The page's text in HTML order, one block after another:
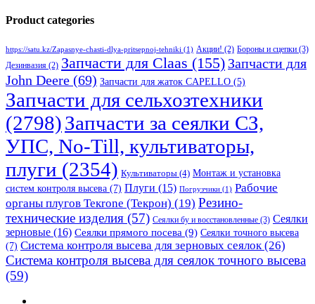
Product categories
https://satu.kz/Zapasnye-chasti-dlya-pritsepnoj-tehniki (1) Акции! (2) Бороны и сцепки (3)
Дезинвазия (2) Запчасти для Claas (155) Запчасти для
John Deere (69) Запчасти для жаток CAPELLO (5)
Запчасти для сельхозтехники
(2798)Запчасти за сеялки СЗ,
УПС, No-Till, культиваторы,
плуги (2354) Культиваторы (4) Монтаж и установка
систем контроля высева (7) Плуги (15) Погрузчики (1) Рабочие
органы плугов Текrоne (Текрон) (19) Резино-
технические изделия (57) Сеялки бу и восстановленные (3) Сеялки
зерновые (16) Сеялки прямого посева (9) Сеялки точного высева
(7) Система контроля высева для зерновых сеялок (26)
Система контроля высева для сеялок точного высева
(59)